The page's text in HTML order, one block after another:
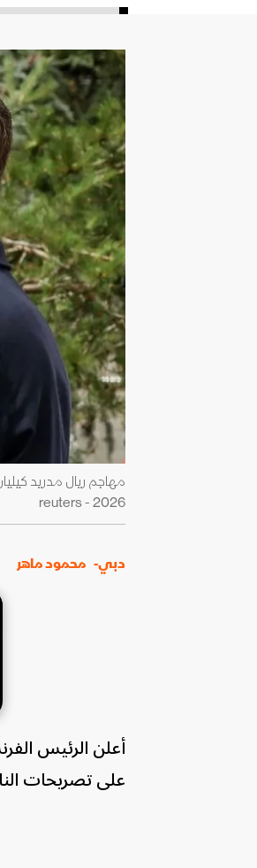
2026 - reuters
دبي- محمود ماهر
أعلن الرئيس
على تصريحات